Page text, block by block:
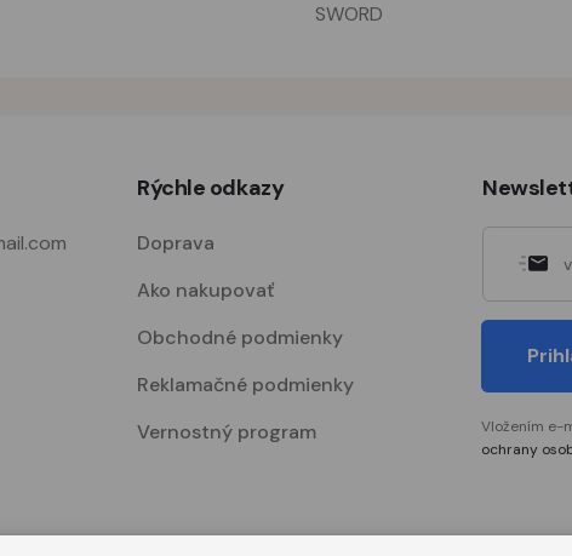
SWORD
Rýchle odkazy
Doprava
Ako nakupovať
Obchodné podmienky
Reklamačné podmienky
Vernostný program
Vložením e-
ochrany